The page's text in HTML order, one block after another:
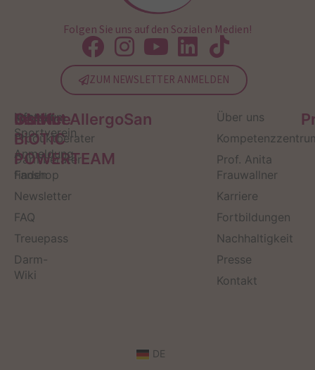
Folgen Sie uns auf den Sozialen Medien!
ZUM NEWSLETTER ANMELDEN
Service
Kontakt
Produktberater
Darmberater
finden
Newsletter
FAQ
Treuepass
Darm-
Wiki
OMNi-
BiOTiC
POWERTEAM
Infos zum
Sportverein
Anmeldung
Fanshop
Institut AllergoSan
Über uns
Prof. Anita
Frauwallner
Karriere
Fortbildungen
Nachhaltigkeit
Presse
Kontakt
DE